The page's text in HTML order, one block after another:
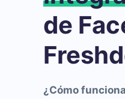
de
¿Cómo